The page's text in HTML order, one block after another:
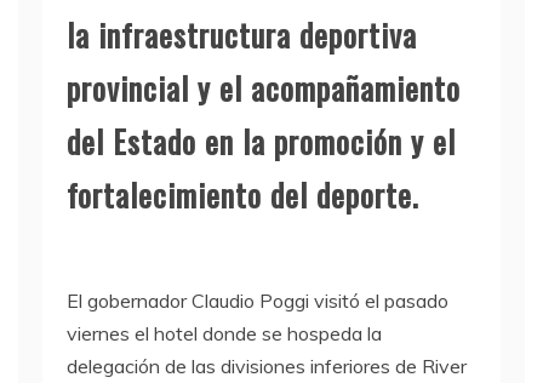
la infraestructura deportiva
provincial y el acompañamiento
del Estado en la promoción y el
fortalecimiento del deporte.
El gobernador Claudio Poggi visitó el pasado
viernes el hotel donde se hospeda la
delegación de las divisiones inferiores de River